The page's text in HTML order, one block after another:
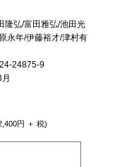
隆弘/富田雅弘/池田光
永年/伊藤裕才/津村有
24875-9
円 ＋ 税)